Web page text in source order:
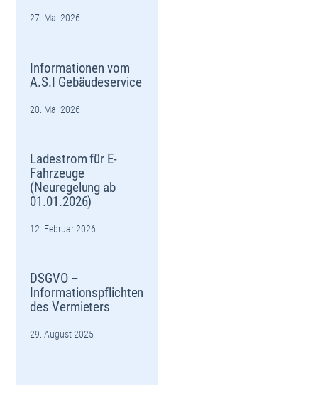
27. Mai 2026
Informationen vom
A.S.I Gebäudeservice
20. Mai 2026
Ladestrom für E-
Fahrzeuge
(Neuregelung ab
01.01.2026)
12. Februar 2026
DSGVO –
Informationspflichten
des Vermieters
29. August 2025